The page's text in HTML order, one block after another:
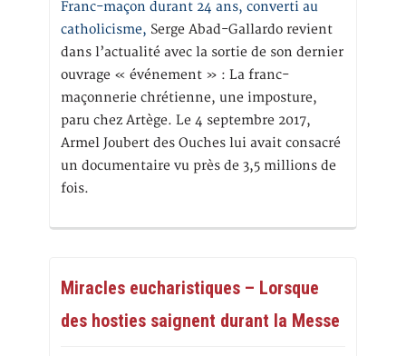
Franc-maçon durant 24 ans, converti au
catholicisme, Serge Abad-Gallardo revient
dans l’actualité avec la sortie de son dernier
ouvrage « événement » : La franc-
maçonnerie chrétienne, une imposture,
paru chez Artège. Le 4 septembre 2017,
Armel Joubert des Ouches lui avait consacré
un documentaire vu près de 3,5 millions de
fois.
Miracles eucharistiques – Lorsque
des hosties saignent durant la Messe